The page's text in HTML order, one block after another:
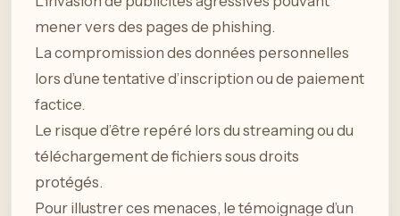
mener vers des pages de phishing.
La compromission des données personnelles
lors d’une tentative d’inscription ou de paiement
factice.
Le risque d’être repéré lors du streaming ou du
téléchargement de fichiers sous droits
protégés.
Pour illustrer ces menaces, le témoignage d’un